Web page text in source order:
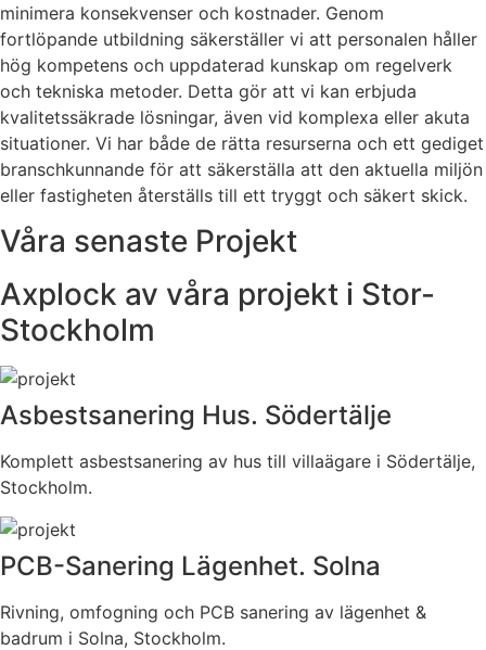
minimera konsekvenser och kostnader. Genom
fortlöpande utbildning säkerställer vi att personalen håller
hög kompetens och uppdaterad kunskap om regelverk
och tekniska metoder. Detta gör att vi kan erbjuda
kvalitetssäkrade lösningar, även vid komplexa eller akuta
situationer. Vi har både de rätta resurserna och ett gediget
branschkunnande för att säkerställa att den aktuella miljön
eller fastigheten återställs till ett tryggt och säkert skick.
Våra senaste Projekt
Axplock av våra projekt i Stor-
Stockholm
Asbestsanering Hus. Södertälje
Komplett asbestsanering av hus till villaägare i Södertälje,
Stockholm.
PCB-Sanering Lägenhet. Solna
Rivning, omfogning och PCB sanering av lägenhet &
badrum i Solna, Stockholm.